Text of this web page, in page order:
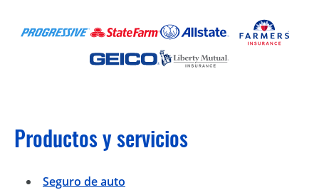
Productos y servicios
Seguro de auto